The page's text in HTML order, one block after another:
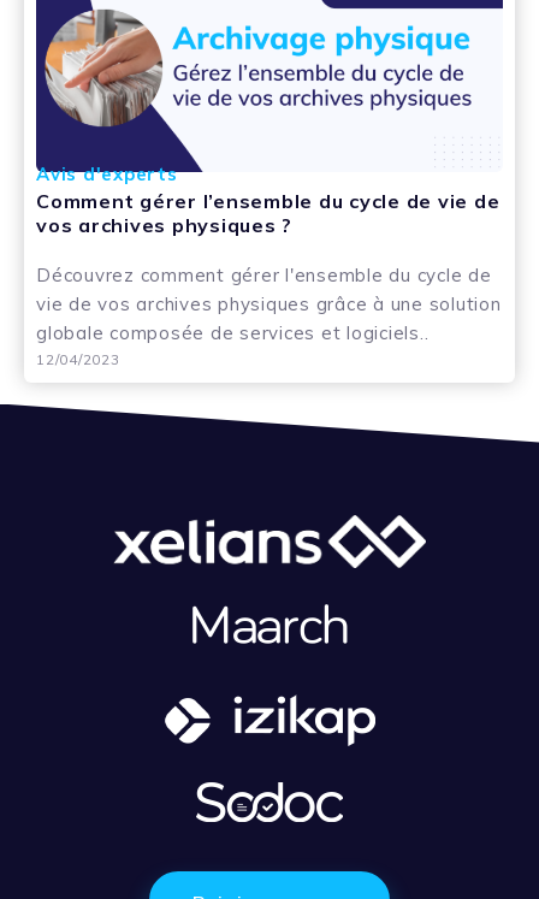
Avis d'experts
Comment gérer l’ensemble du cycle de vie de
vos archives physiques ?
Découvrez comment gérer l'ensemble du cycle de
vie de vos archives physiques grâce à une solution
globale composée de services et logiciels..
12/04/2023